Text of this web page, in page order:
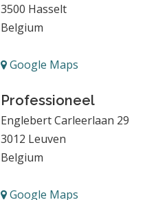
3500 Hasselt
Belgium
Google Maps
Professioneel
Englebert Carleerlaan 29
3012 Leuven
Belgium
Google Maps